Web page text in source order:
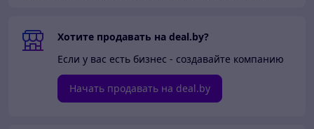
Хотите продавать на deal.by?
Если у вас есть бизнес - создавайте компанию
Начать продавать на deal.by